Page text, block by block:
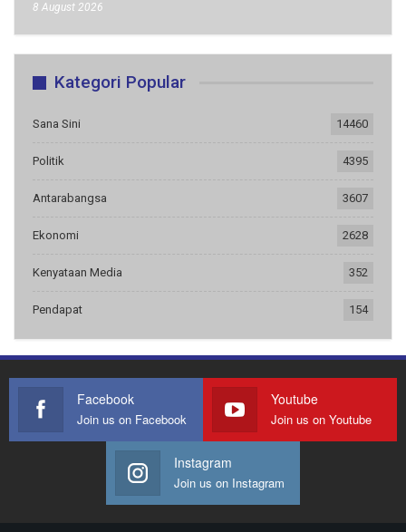
8 August 2026
Kategori Popular
Sana Sini 14460
Politik 4395
Antarabangsa 3607
Ekonomi 2628
Kenyataan Media 352
Pendapat 154
Facebook
Join us on Facebook
Youtube
Join us on Youtube
Instagram
Join us on Instagram